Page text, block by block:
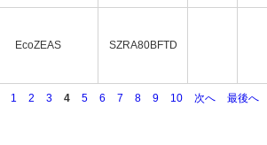
EcoZEAS SZRA80BFTD
1 2 3 4 5 6 7 8 9 10 次へ 最後へ